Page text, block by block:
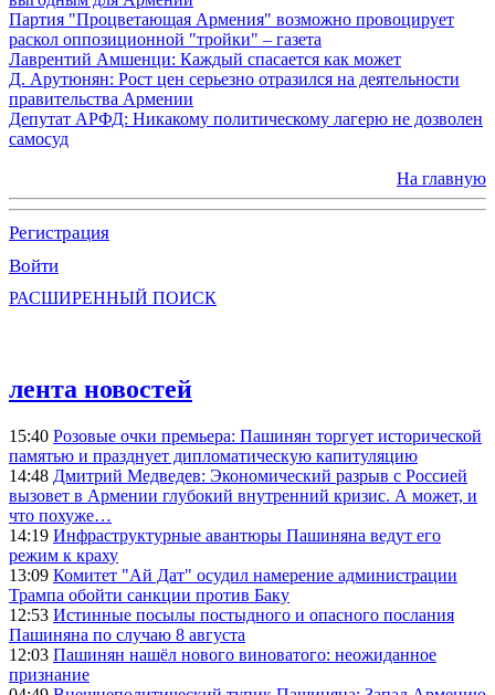
Партия "Процветающая Армения" возможно провоцирует
раскол оппозиционной "тройки" – газета
Лаврентий Амшенци: Каждый спасается как может
Д. Арутюнян: Рост цен серьезно отразился на деятельности
правительства Армении
Депутат АРФД: Никакому политическому лагерю не дозволен
самосуд
На главную
Регистрация
Войти
РАСШИРЕННЫЙ ПОИСК
лента новостей
15:40 Розовые очки премьера: Пашинян торгует исторической
памятью и празднует дипломатическую капитуляцию
14:48 Дмитрий Медведев: Экономический разрыв с Россией
вызовет в Армении глубокий внутренний кризис. А может, и
что похуже…
14:19 Инфраструктурные авантюры Пашиняна ведут его
режим к краху
13:09 Комитет "Ай Дат" осудил намерение администрации
Трампа обойти санкции против Баку
12:53 Истинные посылы постыдного и опасного послания
Пашиняна по случаю 8 августа
12:03 Пашинян нашёл нового виноватого: неожиданное
признание